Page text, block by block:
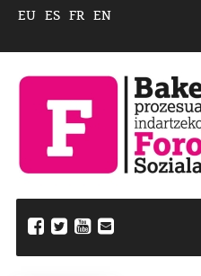
EU ES FR EN